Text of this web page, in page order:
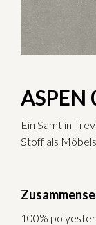
ASPEN
Ein Samt in
Stoff als
100%